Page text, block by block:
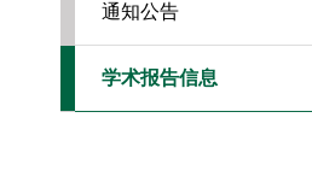
通知公告
学术报告信息